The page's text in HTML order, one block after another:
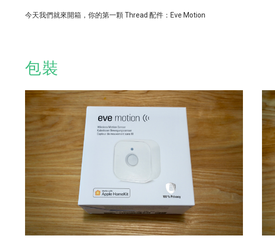
今天我們就來開箱，你的第一顆Thread 配件： Eve Motion
包裝